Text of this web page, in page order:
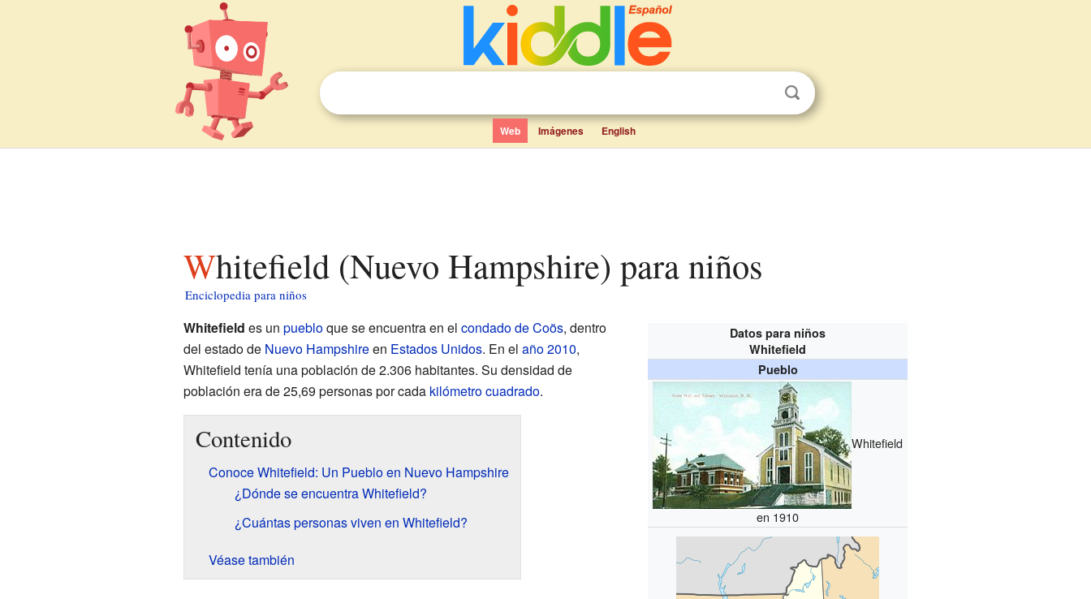
Web Imágenes English
Whitefield (Nuevo Hampshire) para niños
Enciclopedia para niños
Datos para niños
Whitefield
Pueblo
Whitefield
en 1910
Whitefield es un puebloque se encuentra en el condado de Coös, dentro
del estado de Nuevo Hampshireen Estados Unidos. En el año 2010,
Whitefield tenía una población de 2.306 habitantes. Su densidad de
población era de 25,69 personas por cada kilómetro cuadrado.
Contenido
Conoce Whitefield: Un Pueblo en Nuevo Hampshire
¿Dónde se encuentra Whitefield?
¿Cuántas personas viven en Whitefield?
Véase también